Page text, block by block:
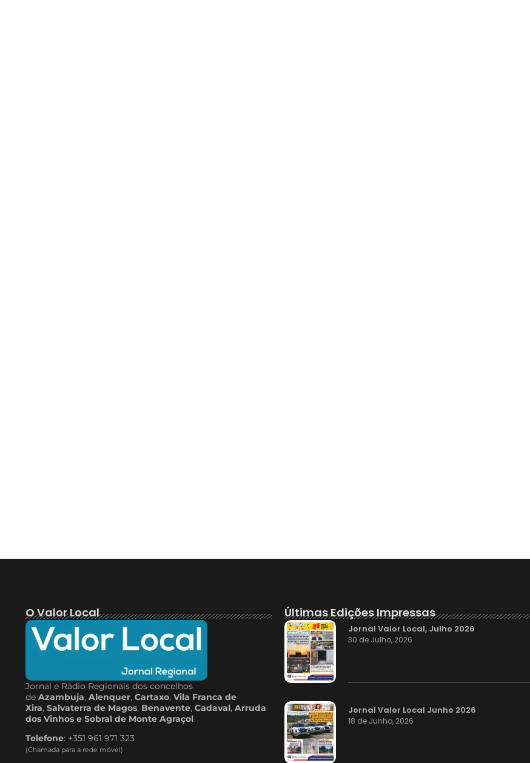
O Valor Local
Jornal e Rádio Regionais dos concelhos
de Azambuja, Alenquer, Cartaxo, Vila Franca de
Xira, Salvaterra de Magos, Benavente, Cadaval, Arruda
dos Vinhos e Sobral de Monte Agraçol
Telefone: +351 961 971 323
(Chamada para a rede móvel)
Últimas Edições Impressas
Jornal Valor Local, Julho 2026
30 de Julho, 2026
Jornal Valor Local Junho 2026
18 de Junho, 2026